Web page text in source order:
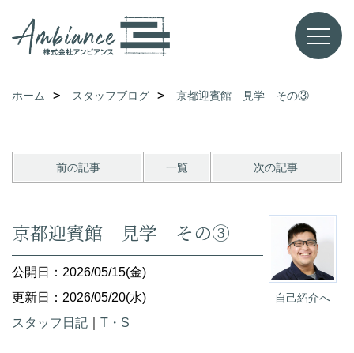
ホーム スタッフブログ 京都迎賓館 見学 その③
前の記事 一覧 次の記事
自己紹介へ
京都迎賓館 見学 その③
公開日：2026/05/15(金)
更新日：2026/05/20(水)
スタッフ日記
T・S